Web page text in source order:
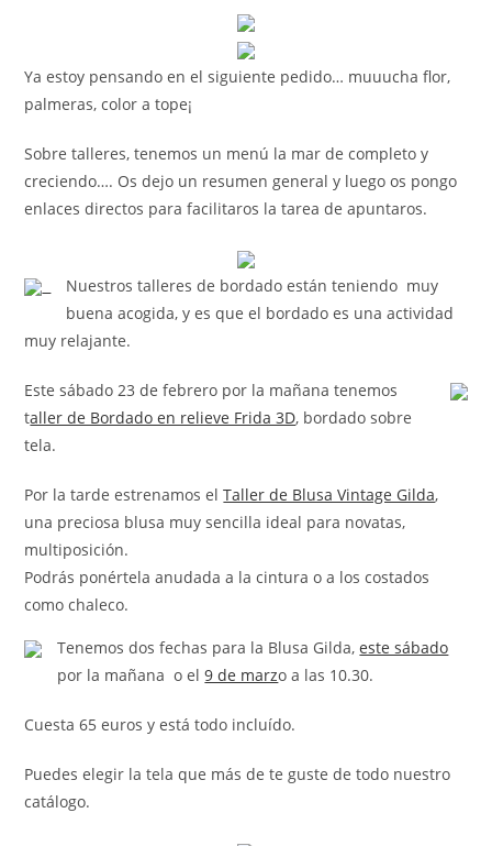
Ya estoy pensando en el siguiente pedido… muuucha flor,
palmeras, color a tope¡
Sobre talleres, tenemos un menú la mar de completo y
creciendo…. Os dejo un resumen general y luego os pongo
enlaces directos para facilitaros la tarea de apuntaros.
Nuestros talleres de bordado están teniendo muy
buena acogida, y es que el bordado es una actividad
muy relajante.
Este sábado 23 de febrero por la mañana tenemos
taller de Bordado en relieve Frida 3D, bordado sobre
tela.
Por la tarde estrenamos elTaller de Blusa Vintage Gilda,
una preciosa blusa muy sencilla ideal para novatas,
multiposición.
Podrás ponértela anudada a la cintura o a los costados
como chaleco.
Tenemos dos fechas para la Blusa Gilda,este sábado
por la mañana o el9 de marzo a las 10.30.
Cuesta 65 euros y está todo incluído.
Puedes elegir la tela que más de te guste de todo nuestro
catálogo.